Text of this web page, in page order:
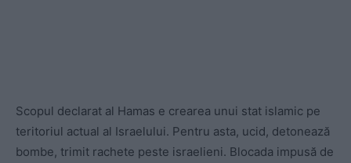
Scopul declarat al Hamas e crearea unui stat islamic pe
teritoriul actual al Israelului. Pentru asta, ucid, detonează
bombe, trimit rachete peste israelieni. Blocada impusă de